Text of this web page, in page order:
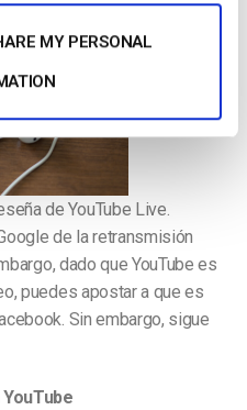
MY PERSONAL
de YouTube Live.
de la retransmisión
dado que YouTube es
puedes apostar a que es
Sin embargo, sigue